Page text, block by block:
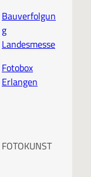
Bauverfolgun
g
Landesmesse
Fotobox
Erlangen
FOTOKUNST